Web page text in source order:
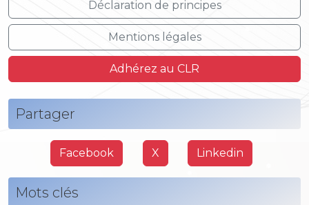
Déclaration de principes
Mentions légales
Adhérez au CLR
Partager
Facebook X Linkedin
Mots clés